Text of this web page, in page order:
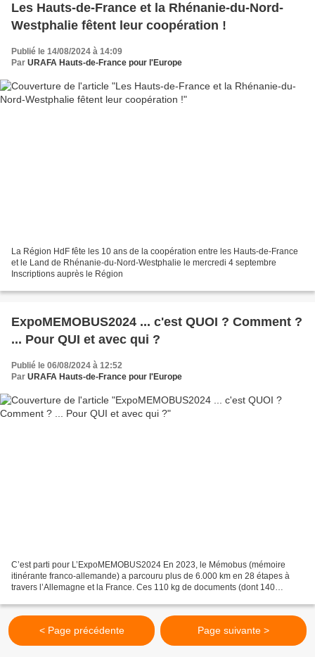
Les Hauts-de-France et la Rhénanie-du-Nord-
Westphalie fêtent leur coopération !
Publié le 14/08/2024 à 14:09
Par URAFA Hauts-de-France pour l'Europe
La Région HdF fête les 10 ans de la coopération entre les Hauts-de-France
et le Land de Rhénanie-du-Nord-Westphalie le mercredi 4 septembre
Inscriptions auprès le Région
ExpoMEMOBUS2024 ... c'est QUOI ? Comment ?
... Pour QUI et avec qui ?
Publié le 06/08/2024 à 12:52
Par URAFA Hauts-de-France pour l'Europe
C’est parti pour L’ExpoMEMOBUS2024 En 2023, le Mémobus (mémoire
itinérante franco-allemande) a parcouru plus de 6.000 km en 28 étapes à
travers l’Allemagne et la France. Ces 110 kg de documents (dont 140
< Page précédente Page suivante >